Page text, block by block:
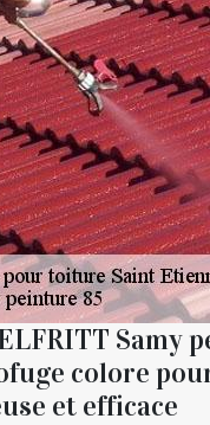
Samy
colore
et efficace